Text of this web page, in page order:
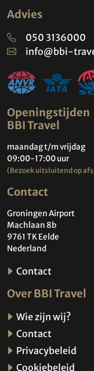
Advies
050 3136000
info@bbi-
Openingstijden
BBI Travel
maandag t/m vrijdag
09:00-17:00 uur
(Bezoek uitsluitend op
Contact
Groningen Airport
Machlaan 8b
9761 TK Eelde
Nederland
Contact
Over BBI Travel
Wie zijn wij?
Contact
Privacybeleid
Cookiebeleid